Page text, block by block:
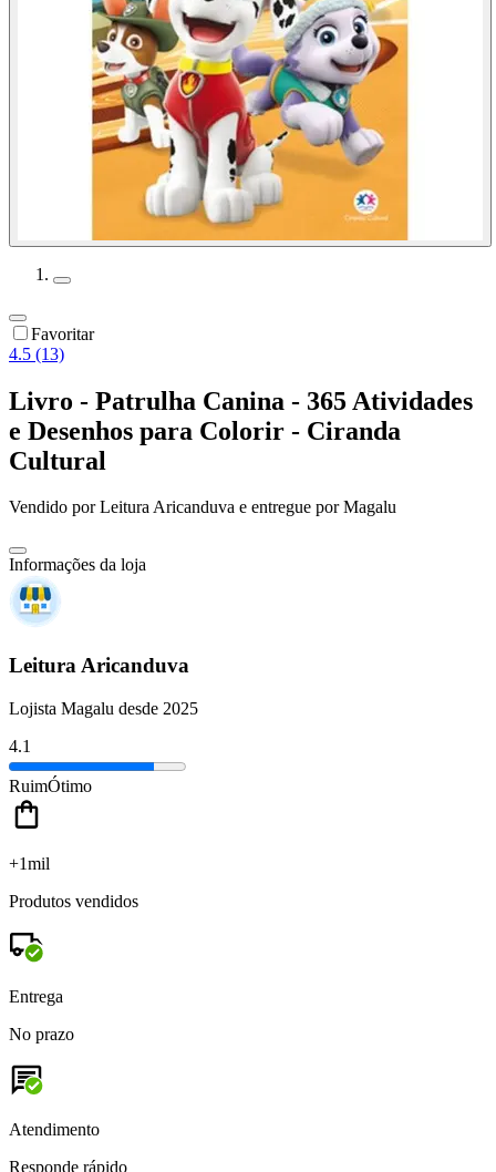
Favoritar
4.5 (13)
Livro - Patrulha Canina - 365 Atividades
e Desenhos para Colorir - Ciranda
Cultural
Vendido porLeitura Aricanduva e entregue por Magalu
Informações da loja
Leitura Aricanduva
Lojista Magalu desde 2025
4.1
RuimÓtimo
+1mil
Produtos vendidos
Entrega
No prazo
Atendimento
Responde rápido